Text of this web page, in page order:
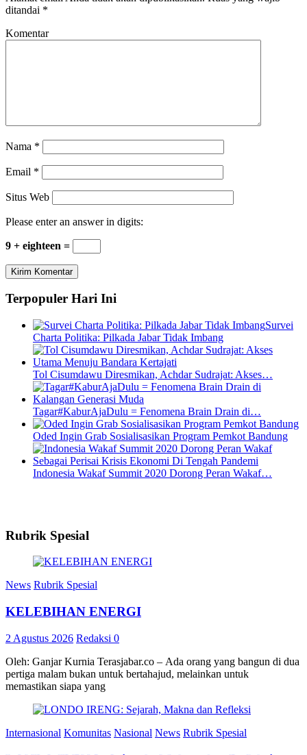
ditandai *
Komentar
Nama *
Email *
Situs Web
Please enter an answer in digits:
9 + eighteen =
Terpopuler Hari Ini
Survei
Charta Politika: Pilkada Jabar Tidak Imbang
Tol Cisumdawu Diresmikan, Achdar Sudrajat: Akses…
Tagar#KaburAjaDulu = Fenomena Brain Drain di…
Oded Ingin Grab Sosialisasikan Program Pemkot Bandung
Indonesia Wakaf Summit 2020 Dorong Peran Wakaf…
Rubrik Spesial
News Rubrik Spesial
KELEBIHAN ENERGI
2 Agustus 2026 Redaksi 0
Oleh: Ganjar Kurnia Terasjabar.co – Ada orang yang bangun di dua
pertiga malam bukan untuk bertahajud, melainkan untuk
memastikan siapa yang
Internasional Komunitas Nasional News Rubrik Spesial